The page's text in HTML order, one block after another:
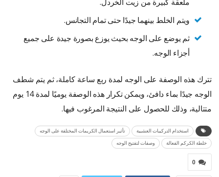
ويتم الخلط بينهما جيدًا حتى تمام التجانس.
ثم يوضع على الوجه بحيث يوزع بصورة جيدة على جميع
أجزاء الوجه.
تترك هذه الوصفة على الوجه لمدة ربع ساعة كاملة، ثم يتم شطف
الوجه جيدًا بماء دافئ، ويمكن تكرار هذه الوصفة يوميًا لمدة 14 يوم
متتالية، وذلك للحصول على النتيجة المرغوب فيها.
استخدام التركيبات العشبية تأثير استعمال الكريمات المختلفة على الوجه
خلطة الكركم الفعالة وصفات لتفتيح الوجه
0